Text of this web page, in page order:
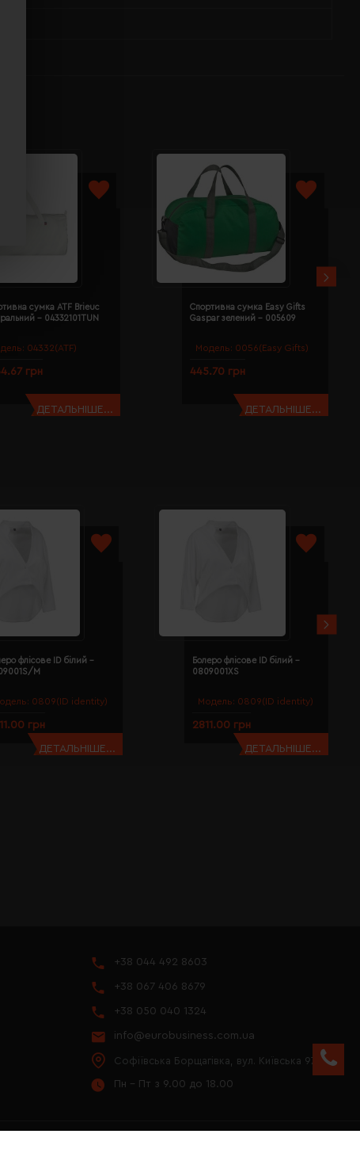
04332(ATF)
сумка ATF Brieuc
- 04332101TUN
грн
ДЕТАЛЬНІШЕ...
Модель: 0056(Easy Gifts)
Спортивна сумка Easy Gifts
Gaspar зелений - 005609
445.70 грн
ДЕТАЛЬНІШЕ...
0809(ID identity)
флісове ID білий -
M
грн
ДЕТАЛЬНІШЕ...
Модель: 0809(ID identity)
Болеро флісове ID білий -
0809001XS
2811.00 грн
ДЕТАЛЬНІШЕ...
+38 044 492 8603
+38 067 406 8679
+38 050 040 1324
info@eurobusiness.com.ua
Софіївська Борщагівка, вул. Київська 97
Пн - Пт з 9.00 до 18.00